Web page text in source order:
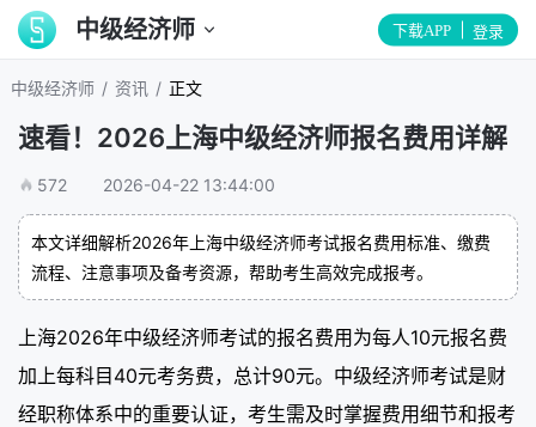
中级经济师 下载APP 登录
中级经济师 / 资讯 / 正文
速看！2026上海中级经济师报名费用详解
572 2026-04-22 13:44:00
本文详细解析2026年上海中级经济师考试报名费用标准、缴费
流程、注意事项及备考资源，帮助考生高效完成报考。
上海2026年中级经济师考试的报名费用为每人10元报名费
加上每科目40元考务费，总计90元。中级经济师考试是财
经职称体系中的重要认证，考生需及时掌握费用细节和报考